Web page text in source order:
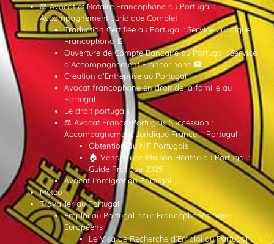
⚖️ Avocat et Notaire Francophone au Portugal :
Accompagnement Juridique Complet
Traduction Certifiée au Portugal : Service Juridique
Francophone 📄
Ouverture de Compte Bancaire au Portugal : Service
d’Accompagnement Francophone 🏦
Création d’Entreprise au Portugal
Avocat francophone en droit de la famille au
Portugal
Le droit portugais
⚖️ Avocat Franco-Portugais Succession :
Accompagnement Juridique France – Portugal
Obtention du NIF Portugais
🏠 Vendre une Maison Héritée au Portugal :
Guide Pratique 2025
Avocat immigration Portugal
Météo
Travailler au Portugal
Emploi au Portugal pour Francophones Non-
Européens
Le Visa de Recherche d’Emploi au Portugal